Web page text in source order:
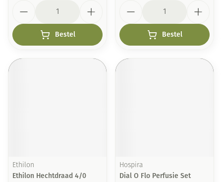
Bestel Bestel
Ethilon
Ethilon Hechtdraad 4/0
Hospira
Dial O Flo Perfusie Set